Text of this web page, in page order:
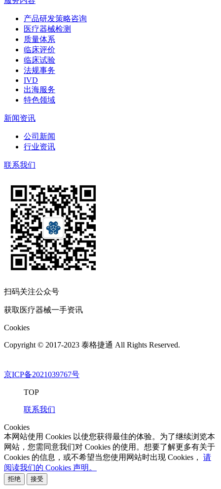
产品研发策略咨询
医疗器械检测
质量体系
临床评价
临床试验
法规事务
IVD
出海服务
特色领域
新闻资讯
公司新闻
行业资讯
联系我们
扫码关注公众号
获取医疗器械一手资讯
Cookies
Copyright © 2017-2023 泰格捷通 All Rights Reserved.
京ICP备2021039767号
TOP
联系我们
Cookies
本网站使用 Cookies 以使您获得最佳的体验。为了继续浏览本
网站，您需同意我们对 Cookies 的使用。想要了解更多有关于
Cookies 的信息，或不希望当您使用网站时出现 Cookies， 请
阅读我们的 Cookies 声明。
拒绝 接受